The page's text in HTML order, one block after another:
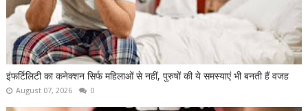
इंफर्टिलिटी का कनेक्शन सिर्फ महिलाओं से नहीं, पुरुषों की ये समस्याएं भी बनती हैं वजह
August 07, 2026 0